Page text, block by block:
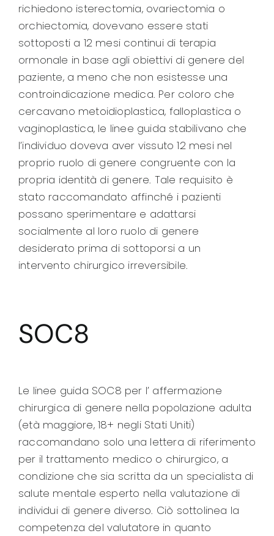
richiedono isterectomia, ovariectomia o
orchiectomia, dovevano essere stati
sottoposti a 12 mesi continui di terapia
ormonale in base agli obiettivi di genere del
paziente, a meno che non esistesse una
controindicazione medica. Per coloro che
cercavano metoidioplastica, falloplastica o
vaginoplastica, le linee guida stabilivano che
l’individuo doveva aver vissuto 12 mesi nel
proprio ruolo di genere congruente con la
propria identità di genere. Tale requisito è
stato raccomandato affinché i pazienti
possano sperimentare e adattarsi
socialmente al loro ruolo di genere
desiderato prima di sottoporsi a un
intervento chirurgico irreversibile.
SOC8
Le linee guida SOC8 per l’ affermazione
chirurgica di genere nella popolazione adulta
(età maggiore, 18+ negli Stati Uniti)
raccomandano solo una lettera di riferimento
per il trattamento medico o chirurgico, a
condizione che sia scritta da un specialista di
salute mentale esperto nella valutazione di
individui di genere diverso. Ciò sottolinea la
competenza del valutatore in quanto